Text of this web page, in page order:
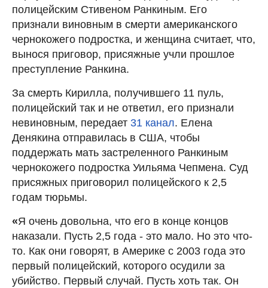
полицейским Стивеном Ранкиным. Его
признали виновным в смерти американского
чернокожего подростка, и женщина считает, что,
вынося приговор, присяжные учли прошлое
преступление Ранкина.
За смерть Кирилла, получившего 11 пуль,
полицейский так и не ответил, его признали
невиновным, передает 31 канал. Елена
Денякина отправилась в США, чтобы
поддержать мать застреленного Ранкиным
чернокожего подростка Уильяма Чепмена. Суд
присяжных приговорил полицейского к 2,5
годам тюрьмы.
«Я очень довольна, что его в конце концов
наказали. Пусть 2,5 года - это мало. Но это что-
то. Как они говорят, в Америке с 2003 года это
первый полицейский, которого осудили за
убийство. Первый случай. Пусть хоть так. Он